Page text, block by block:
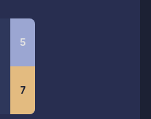
5
7